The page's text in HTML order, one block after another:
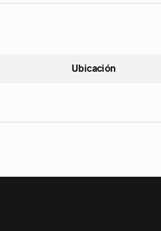
Ubicación